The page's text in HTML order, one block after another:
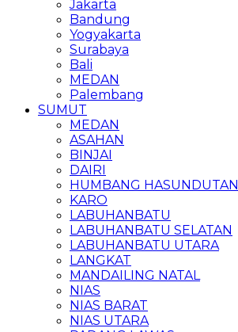
Jakarta
Bandung
Yogyakarta
Surabaya
Bali
MEDAN
Palembang
SUMUT
MEDAN
ASAHAN
BINJAI
DAIRI
HUMBANG HASUNDUTAN
KARO
LABUHANBATU
LABUHANBATU SELATAN
LABUHANBATU UTARA
LANGKAT
MANDAILING NATAL
NIAS
NIAS BARAT
NIAS UTARA